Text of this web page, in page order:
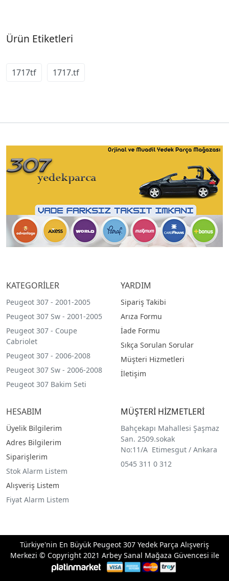
Ürün Etiketleri
1717tf 1717.tf
KATEGORİLER
Peugeot 307 - 2001-2005
Peugeot 307 Sw - 2001-2005
Peugeot 307 - Coupe
Cabriolet
Peugeot 307 - 2006-2008
Peugeot 307 Sw - 2006-2008
Peugeot 307 Bakim Seti
YARDIM
Sipariş Takibi
Arıza Formu
İade Formu
Sıkça Sorulan Sorular
Müşteri Hizmetleri
İletişim
HESABIM
Üyelik Bilgilerim
Adres Bilgilerim
Siparişlerim
Stok Alarm Listem
Alışveriş Listem
Fiyat Alarm Listem
MÜŞTERİ HİZMETLERİ
Bahçekapı Mahallesi Şaşmaz
San. 2509.sokak
No:11/A Etimesgut / Ankara
0545 311 0 312
Türkiye'nin En Büyük Peugeot 307 Yedek Parça Alışveriş
Merkezi © Copyright 2021 Arbey Sanal Mağaza Güvencesi ile